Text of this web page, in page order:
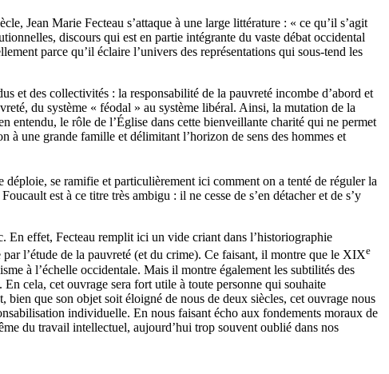
Jean Marie Fecteau s’attaque à une large littérature : « ce qu’il s’agit
discours qui est en partie intégrante du vaste débat occidental
parce qu’il éclaire l’univers des représentations qui sous-tend les
et des collectivités : la responsabilité de la pauvreté incombe d’abord et
du système « féodal » au système libéral. Ainsi, la mutation de la
entendu, le rôle de l’Église dans cette bienveillante charité qui ne permet
à une grande famille et délimitant l’horizon de sens des hommes et
se ramifie et particulièrement ici comment on a tenté de réguler la
est à ce titre très ambigu : il ne cesse de s’en détacher et de s’y
En effet, Fecteau remplit ici un vide criant dans l’historiographie
par l’étude de la pauvreté (et du crime). Ce faisant, il montre que le XIXe
à l’échelle occidentale. Mais il montre également les subtilités des
cela, cet ouvrage sera fort utile à toute personne qui souhaite
bien que son objet soit éloigné de nous de deux siècles, cet ouvrage nous
individuelle. En nous faisant écho aux fondements moraux de
du travail intellectuel, aujourd’hui trop souvent oublié dans nos